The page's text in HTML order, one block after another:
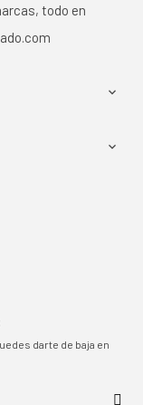
todo en


darte de baja en